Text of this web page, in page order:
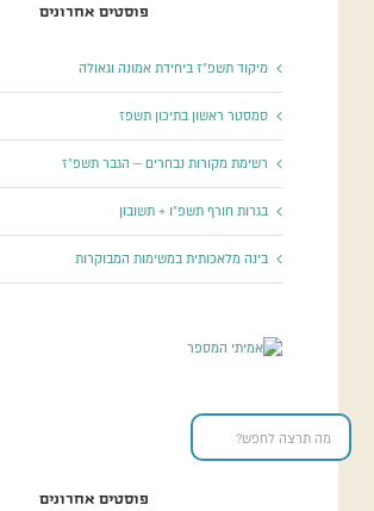
פוסטים אחרונים
מיקוד תשפ”ז ביחידת אמונה וגאולה
סמסטר ראשון בתיכון תשפז
רשימת מקורות נבחרים – הגבר תשפ”ז
בגרות חורף תשפ”ו + תשובון
בינה מלאכותית במשימות המבוקרות
פוסטים אחרונים